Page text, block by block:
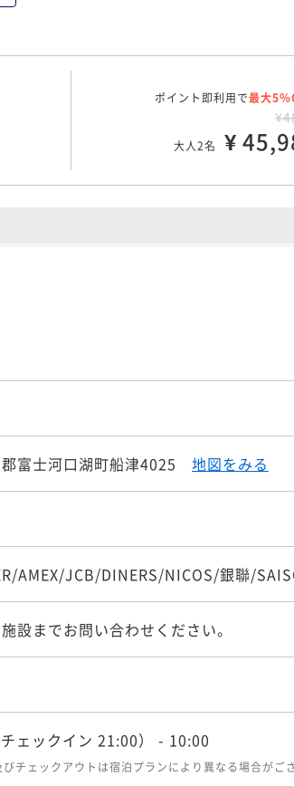
ポイント即利用で最大5％
大人2名 ¥
富士河口湖町船津4025 地図をみる
AMEX/JCB/DINERS/NICOS/銀聯/
設までお問い合わせください。
チェックイン 21:00） - 10:00
チェックアウトは宿泊プランにより異なる場合がご